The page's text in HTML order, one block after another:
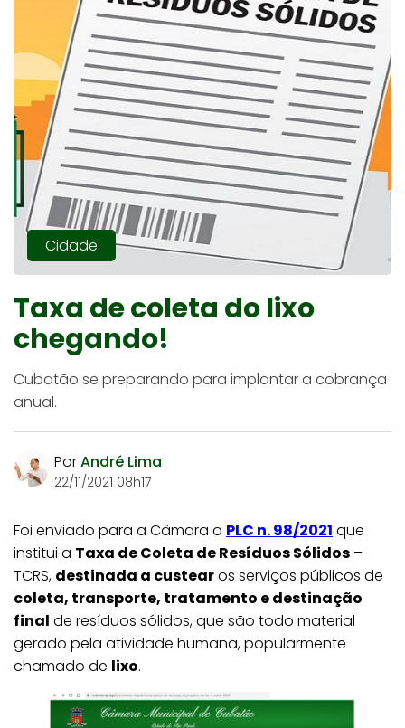
Cidade
Taxa de coleta do lixo
chegando!
Cubatão se preparando para implantar a cobrança
anual.
PorAndré Lima
22/11/2021 08h17
Foi enviado para a Câmara o PLC n. 98/2021 que
institui a Taxa de Coleta de Resíduos Sólidos –
TCRS, destinada a custearos serviços públicos de
coleta, transporte, tratamento e destinação
final de resíduos sólidos, que são todo material
gerado pela atividade humana, popularmente
chamado de lixo.